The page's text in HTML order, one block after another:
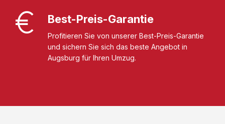
Best-Preis-Garantie
Profitieren Sie von unserer Best-Preis-Garantie
und sichern Sie sich das beste Angebot in
Augsburg für Ihren Umzug.